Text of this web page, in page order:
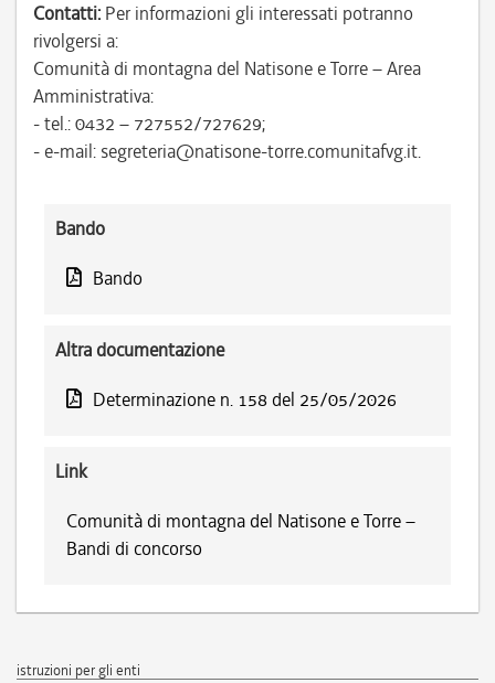
Contatti: Per informazioni gli interessati potranno
rivolgersi a:
Comunità di montagna del Natisone e Torre – Area
Amministrativa:
- tel.: 0432 – 727552/727629;
- e-mail: segreteria@natisone-torre.comunitafvg.it.
Bando
Bando
Altra documentazione
Determinazione n. 158 del 25/05/2026
Link
Comunità di montagna del Natisone e Torre –
Bandi di concorso
istruzioni per gli enti